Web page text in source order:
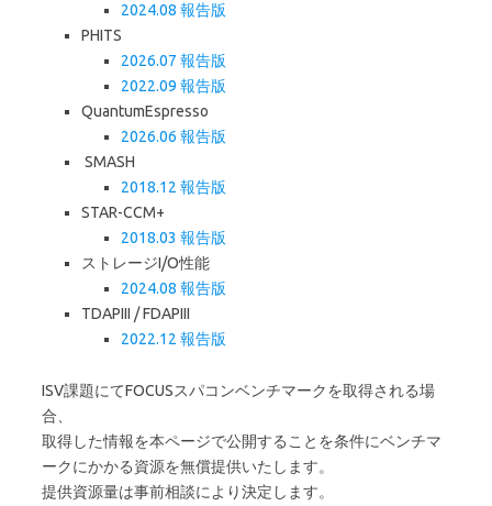
2024.08 報告版
PHITS
2026.07 報告版
2022.09 報告版
QuantumEspresso
2026.06 報告版
SMASH
2018.12 報告版
STAR-CCM+
2018.03 報告版
ストレージI/O性能
2024.08 報告版
TDAPIII / FDAPIII
2022.12 報告版
ISV課題にてFOCUSスパコンベンチマークを取得される場
合、
取得した情報を本ページで公開することを条件にベンチマ
ークにかかる資源を無償提供いたします。
提供資源量は事前相談により決定します。